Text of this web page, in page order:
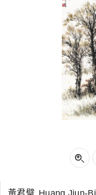
黃君璧 Huang Jiun-Bi